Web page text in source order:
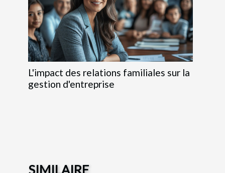
L'impact des relations familiales sur la
gestion d'entreprise
SIMILAIRE